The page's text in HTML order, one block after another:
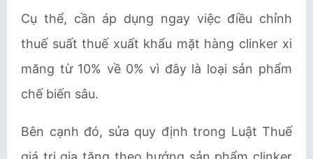
Cụ thể, cần áp dụng ngay việc điều chỉnh
thuế suất thuế xuất khẩu mặt hàng clinker xi
măng từ 10% về 0% vì đây là loại sản phẩm
chế biến sâu.
Bên cạnh đó, sửa quy định trong Luật Thuế